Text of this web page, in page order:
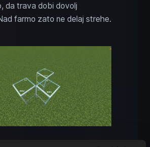
da trava dobi dovolj
farmo zato ne delaj strehe.